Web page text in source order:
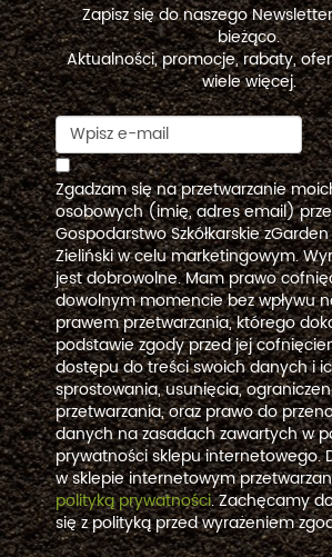
Zapisz się do naszego
bieżąco.
Aktualności, promocje, rabaty,
wiele więcej.
Zgadzam się na przetwarzanie
osobowych (imię, adres email)
Gospodarstwo Szkółkarskie
Zieliński w celu marketingowym.
jest dobrowolne. Mam prawo
dowolnym momencie bez wpływu
prawem przetwarzania, którego
podstawie zgody przed jej
dostępu do treści swoich danych i
sprostowania, usunięcia,
przetwarzania, oraz prawo do
danych na zasadach zawartych w
prywatności sklepu internetowego.
w sklepie internetowym
polityką prywatności. Zachęcamy
się z polityką przed wyrażeniem